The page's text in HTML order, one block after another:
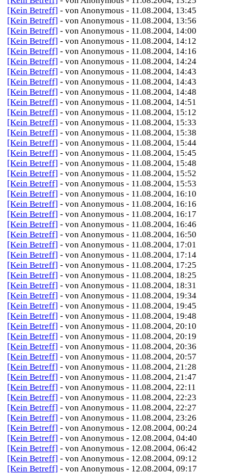
[Kein Betreff] - von Anonymous - 11.08.2004, 13:45
[Kein Betreff] - von Anonymous - 11.08.2004, 13:56
[Kein Betreff] - von Anonymous - 11.08.2004, 14:00
[Kein Betreff] - von Anonymous - 11.08.2004, 14:12
[Kein Betreff] - von Anonymous - 11.08.2004, 14:16
[Kein Betreff] - von Anonymous - 11.08.2004, 14:24
[Kein Betreff] - von Anonymous - 11.08.2004, 14:43
[Kein Betreff] - von Anonymous - 11.08.2004, 14:43
[Kein Betreff] - von Anonymous - 11.08.2004, 14:48
[Kein Betreff] - von Anonymous - 11.08.2004, 14:51
[Kein Betreff] - von Anonymous - 11.08.2004, 15:12
[Kein Betreff] - von Anonymous - 11.08.2004, 15:33
[Kein Betreff] - von Anonymous - 11.08.2004, 15:38
[Kein Betreff] - von Anonymous - 11.08.2004, 15:44
[Kein Betreff] - von Anonymous - 11.08.2004, 15:45
[Kein Betreff] - von Anonymous - 11.08.2004, 15:48
[Kein Betreff] - von Anonymous - 11.08.2004, 15:52
[Kein Betreff] - von Anonymous - 11.08.2004, 15:53
[Kein Betreff] - von Anonymous - 11.08.2004, 16:10
[Kein Betreff] - von Anonymous - 11.08.2004, 16:16
[Kein Betreff] - von Anonymous - 11.08.2004, 16:17
[Kein Betreff] - von Anonymous - 11.08.2004, 16:46
[Kein Betreff] - von Anonymous - 11.08.2004, 16:50
[Kein Betreff] - von Anonymous - 11.08.2004, 17:01
[Kein Betreff] - von Anonymous - 11.08.2004, 17:14
[Kein Betreff] - von Anonymous - 11.08.2004, 17:25
[Kein Betreff] - von Anonymous - 11.08.2004, 18:25
[Kein Betreff] - von Anonymous - 11.08.2004, 18:31
[Kein Betreff] - von Anonymous - 11.08.2004, 19:34
[Kein Betreff] - von Anonymous - 11.08.2004, 19:45
[Kein Betreff] - von Anonymous - 11.08.2004, 19:48
[Kein Betreff] - von Anonymous - 11.08.2004, 20:10
[Kein Betreff] - von Anonymous - 11.08.2004, 20:19
[Kein Betreff] - von Anonymous - 11.08.2004, 20:36
[Kein Betreff] - von Anonymous - 11.08.2004, 20:57
[Kein Betreff] - von Anonymous - 11.08.2004, 21:28
[Kein Betreff] - von Anonymous - 11.08.2004, 21:47
[Kein Betreff] - von Anonymous - 11.08.2004, 22:11
[Kein Betreff] - von Anonymous - 11.08.2004, 22:23
[Kein Betreff] - von Anonymous - 11.08.2004, 22:27
[Kein Betreff] - von Anonymous - 11.08.2004, 23:26
[Kein Betreff] - von Anonymous - 12.08.2004, 00:24
[Kein Betreff] - von Anonymous - 12.08.2004, 04:40
[Kein Betreff] - von Anonymous - 12.08.2004, 06:42
[Kein Betreff] - von Anonymous - 12.08.2004, 09:12
[Kein Betreff] - von Anonymous - 12.08.2004, 09:17